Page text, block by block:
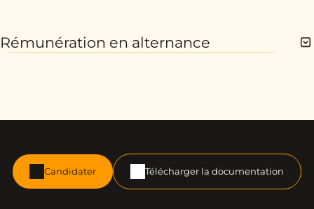
Rémunération en alternance
Candidater Télécharger la documentation